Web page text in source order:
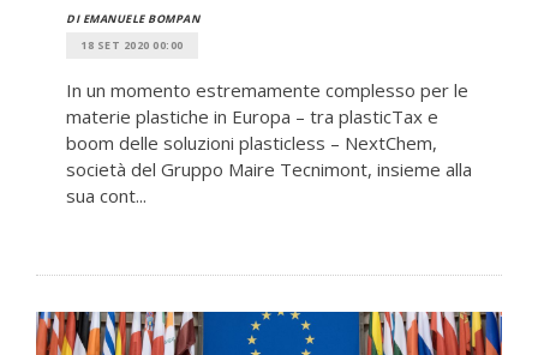
DI EMANUELE BOMPAN
18 SET 2020 00:00
In un momento estremamente complesso per le
materie plastiche in Europa – tra plasticTax e
boom delle soluzioni plasticless – NextChem,
società del Gruppo Maire Tecnimont, insieme alla
sua cont...